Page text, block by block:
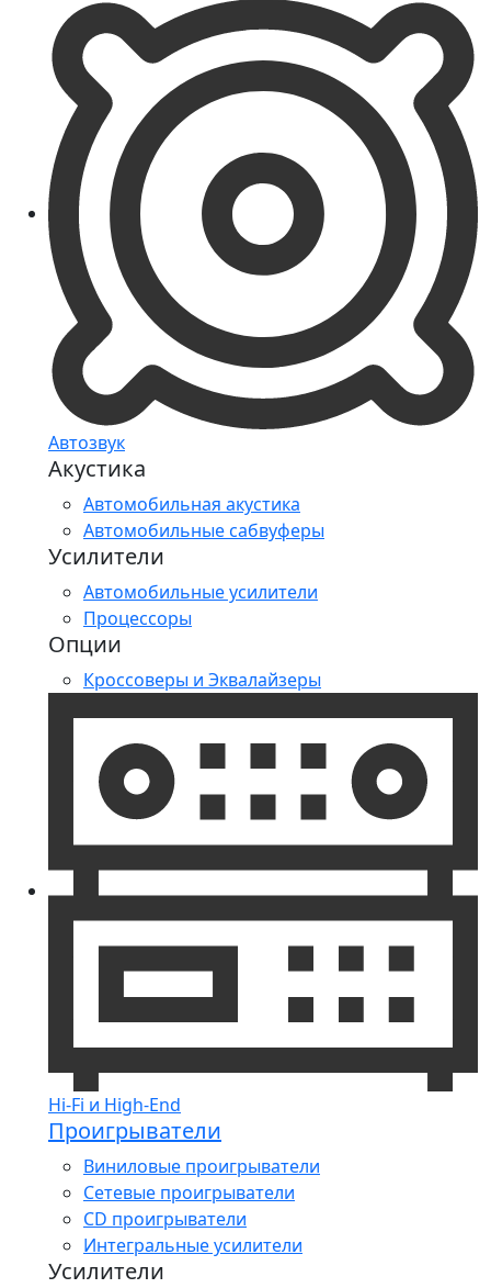
Автозвук
Акустика
Автомобильная акустика
Автомобильные сабвуферы
Усилители
Автомобильные усилители
Процессоры
Опции
Кроссоверы и Эквалайзеры
Hi-Fi и High-End
Проигрыватели
Виниловые проигрыватели
Сетевые проигрыватели
CD проигрыватели
Интегральные усилители
Усилители